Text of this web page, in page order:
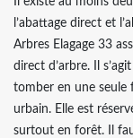
l’abattage direct et
Arbres Elagage 33
direct d’arbre. Il
tomber en une seule
urbain. Elle est
surtout en forêt. Il